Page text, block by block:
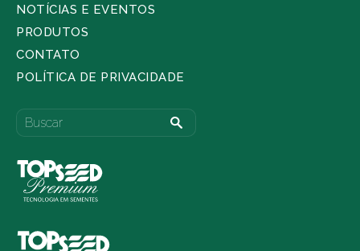
NOTÍCIAS E EVENTOS
PRODUTOS
CONTATO
POLÍTICA DE PRIVACIDADE